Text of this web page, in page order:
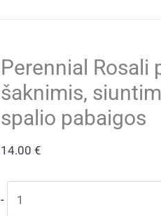
Perennial Rosali
šaknimis,
spalio pabaigos
14.00€
-
kiekis: